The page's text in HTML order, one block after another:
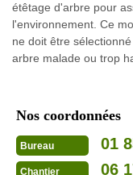
étêtage d'arbre pour
l'environnement. Ce
ne doit être
arbre malade ou trop
Nos coordonnées
Bureau 01
Chantier 06